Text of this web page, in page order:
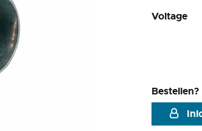
Voltage
Bestellen?